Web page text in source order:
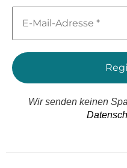
Mail-
*
Wir senden keinen